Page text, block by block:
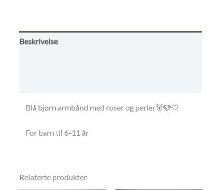
Beskrivelse
Blå bjørn armbånd med roser og perler🐻🩵🤍
For barn til 6-11 år
Relaterte produkter